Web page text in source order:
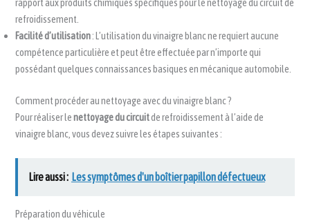
rapport aux produits chimiques spécifiques pour le nettoyage du circuit de
refroidissement.
Facilité d’utilisation: L’utilisation du vinaigre blanc ne requiert aucune
compétence particulière et peut être effectuée par n’importe qui
possédant quelques connaissances basiques en mécanique automobile.
Comment procéder au nettoyage avec du vinaigre blanc ?
Pour réaliser lenettoyage du circuitde refroidissement à l’aide de
vinaigre blanc, vous devez suivre les étapes suivantes :
Lire aussi : Les symptômes d'un boîtier papillon défectueux
Préparation du véhicule